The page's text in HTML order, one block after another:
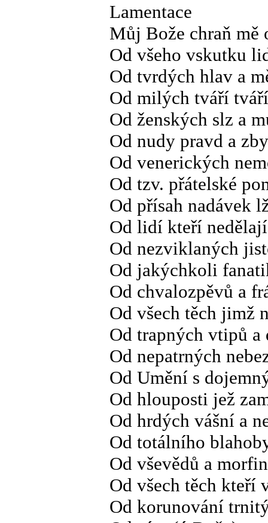
Lamentace
Můj Bože chraň mě
Od všeho vskutku
Od tvrdých hlav a
Od milých tváří
Od ženských slz a
Od nudy pravd a
Od venerických
Od tzv. přátelské
Od přísah nadávek
Od lidí kteří
Od nezviklaných
Od jakýchkoli
Od chvalozpěvů a
Od všech těch jimž
Od trapných vtipů a
Od nepatrných
Od Umění s
Od hlouposti jež
Od hrdých vášní a
Od totálního
Od vševědů a
Od všech těch kteří
Od korunování